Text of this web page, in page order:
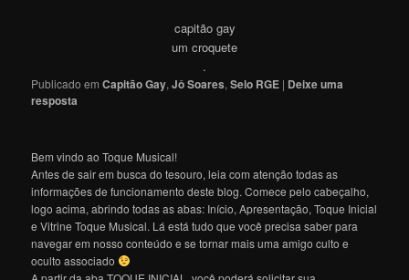
capitão gay
um croquete
.
Publicado em Capitão Gay,Jô Soares,Selo RGE | Deixe uma
resposta
Bem vindo ao Toque Musical!
Antes de sair em busca do tesouro, leia com atenção todas as
informações de funcionamento deste blog. Comece pelo cabeçalho,
logo acima, abrindo todas as abas: Início, Apresentação, Toque Inicial
e Vitrine Toque Musical. Lá está tudo que você precisa saber para
navegar em nosso conteúdo e se tornar mais uma amigo culto e
oculto associado